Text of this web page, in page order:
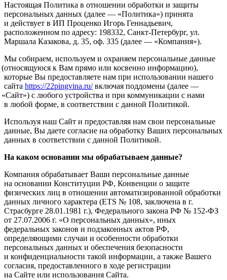
Настоящая Политика в отношении обработки и защиты
персональных данных (далее — «Политика») принята
и действует в ИП Проценко Игорь Геннадьевич,
расположенном по адресу: 198332, Санкт-Петербург, ул.
Маршала Казакова, д. 35, оф. 335 (далее — «Компания»).
Мы собираем, используем и охраняем персональные данные
(относящуюся к Вам прямо или косвенно информацию),
которые Вы предоставляете нам при использовании нашего
сайта https://22pingvina.ru/включая поддомены (далее —
«Сайт») с любого устройства и при коммуникации с нами
в любой форме, в соответствии с данной Политикой.
Используя наш Сайт и предоставляя нам свои персональные
данные, Вы даете согласие на обработку Ваших персональных
данных в соответствии с данной Политикой.
На каком основании мы обрабатываем данные?
Компания обрабатывает Ваши персональные данные
на основании Конституции РФ, Конвенции о защите
физических лиц в отношении автоматизированной обработки
данных личного характера (ETS № 108, заключена в г.
Страсбурге 28.01.1981 г.), Федерального закона РФ № 152-ФЗ
от 27.07.2006 г. «О персональных данных», иных
федеральных законов и подзаконных актов РФ,
определяющими случаи и особенности обработки
персональных данных и обеспечения безопасности
и конфиденциальности такой информации, а также Вашего
согласия, предоставленного в ходе регистрации
на Сайте или использования Сайта.